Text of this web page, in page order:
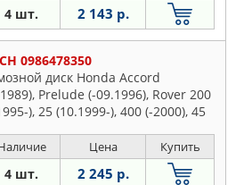
4 шт. 2 143 р.
0986478350
диск Honda Accord
Prelude (-09.1996), Rover 200
), 25 (10.1999-), 400 (-2000), 45
Цена Купить
4 шт. 2 245 р.